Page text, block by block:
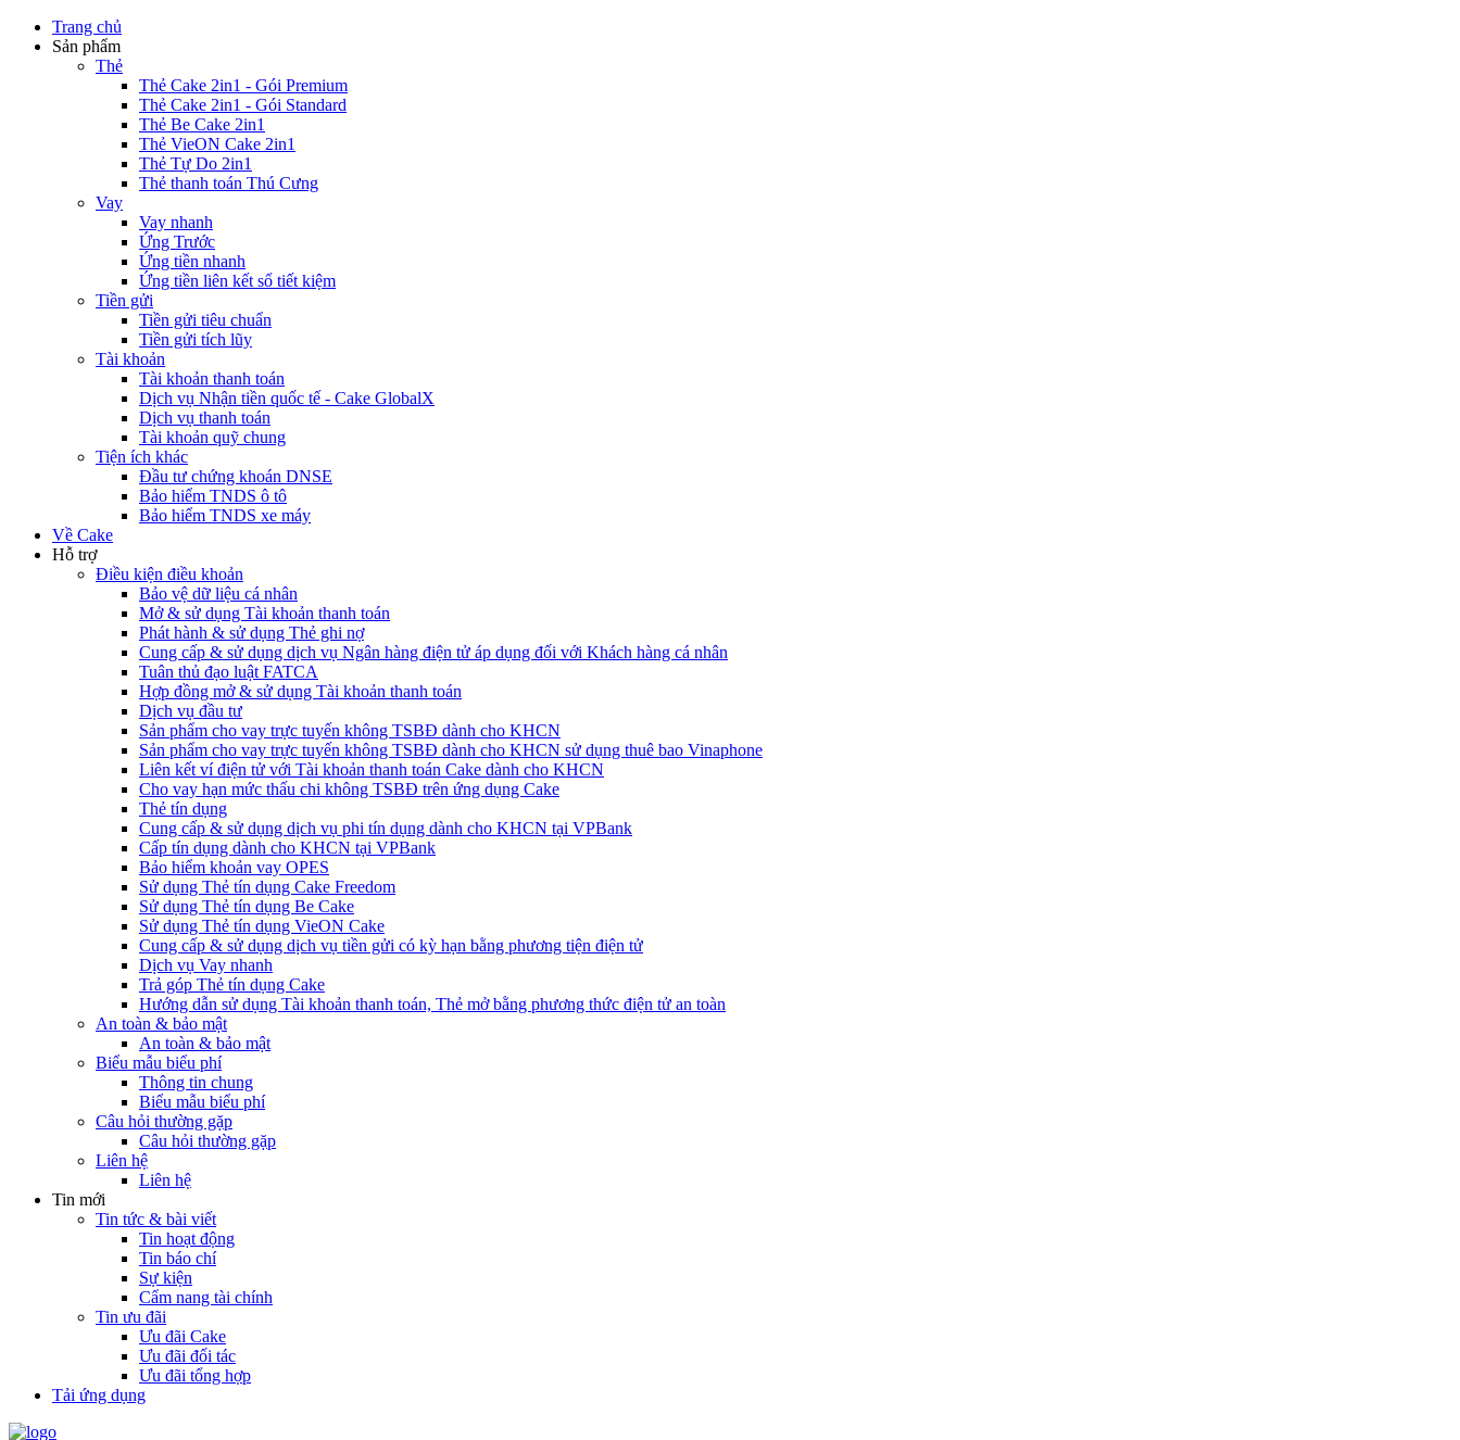
Trang chủ
Sản phẩm
Thẻ
Thẻ Cake 2in1 - Gói Premium
Thẻ Cake 2in1 - Gói Standard
Thẻ Be Cake 2in1
Thẻ VieON Cake 2in1
Thẻ Tự Do 2in1
Thẻ thanh toán Thú Cưng
Vay
Vay nhanh
Ứng Trước
Ứng tiền nhanh
Ứng tiền liên kết sổ tiết kiệm
Tiền gửi
Tiền gửi tiêu chuẩn
Tiền gửi tích lũy
Tài khoản
Tài khoản thanh toán
Dịch vụ Nhận tiền quốc tế - Cake GlobalX
Dịch vụ thanh toán
Tài khoản quỹ chung
Tiện ích khác
Đầu tư chứng khoán DNSE
Bảo hiểm TNDS ô tô
Bảo hiểm TNDS xe máy
Về Cake
Hỗ trợ
Điều kiện điều khoản
Bảo vệ dữ liệu cá nhân
Mở & sử dụng Tài khoản thanh toán
Phát hành & sử dụng Thẻ ghi nợ
Cung cấp & sử dụng dịch vụ Ngân hàng điện tử áp dụng đối với Khách hàng cá nhân
Tuân thủ đạo luật FATCA
Hợp đồng mở & sử dụng Tài khoản thanh toán
Dịch vụ đầu tư
Sản phẩm cho vay trực tuyến không TSBĐ dành cho KHCN
Sản phẩm cho vay trực tuyến không TSBĐ dành cho KHCN sử dụng thuê bao Vinaphone
Liên kết ví điện tử với Tài khoản thanh toán Cake dành cho KHCN
Cho vay hạn mức thấu chi không TSBĐ trên ứng dụng Cake
Thẻ tín dụng
Cung cấp & sử dụng dịch vụ phi tín dụng dành cho KHCN tại VPBank
Cấp tín dụng dành cho KHCN tại VPBank
Bảo hiểm khoản vay OPES
Sử dụng Thẻ tín dụng Cake Freedom
Sử dụng Thẻ tín dụng Be Cake
Sử dụng Thẻ tín dụng VieON Cake
Cung cấp & sử dụng dịch vụ tiền gửi có kỳ hạn bằng phương tiện điện tử
Dịch vụ Vay nhanh
Trả góp Thẻ tín dụng Cake
Hướng dẫn sử dụng Tài khoản thanh toán, Thẻ mở bằng phương thức điện tử an toàn
An toàn & bảo mật
An toàn & bảo mật
Biểu mẫu biểu phí
Thông tin chung
Biểu mẫu biểu phí
Câu hỏi thường gặp
Câu hỏi thường gặp
Liên hệ
Liên hệ
Tin mới
Tin tức & bài viết
Tin hoạt động
Tin báo chí
Sự kiện
Cẩm nang tài chính
Tin ưu đãi
Ưu đãi Cake
Ưu đãi đối tác
Ưu đãi tổng hợp
Tải ứng dụng